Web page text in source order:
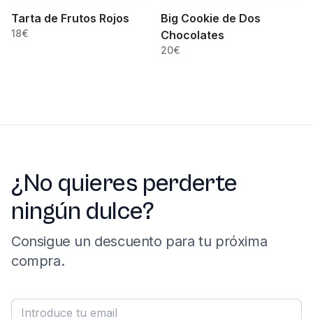
Tarta de Frutos Rojos
18€
Big Cookie de Dos
Chocolates
20€
¿No quieres perderte
ningún dulce?
Consigue un descuento para tu próxima
compra.
Correo electrónico